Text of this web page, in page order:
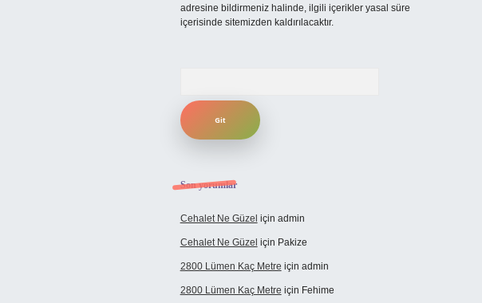
adresine bildirmeniz halinde, ilgili içerikler yasal süre
içerisinde sitemizden kaldırılacaktır.
Son yorumlar
Cehalet Ne Güzel için admin
Cehalet Ne Güzel için Pakize
2800 Lümen Kaç Metre için admin
2800 Lümen Kaç Metre için Fehime